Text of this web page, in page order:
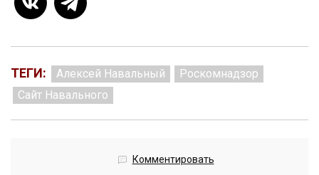
ТЕГИ: Алексей Навальный
Роскомнадзор
Сайт Навального
Комментировать